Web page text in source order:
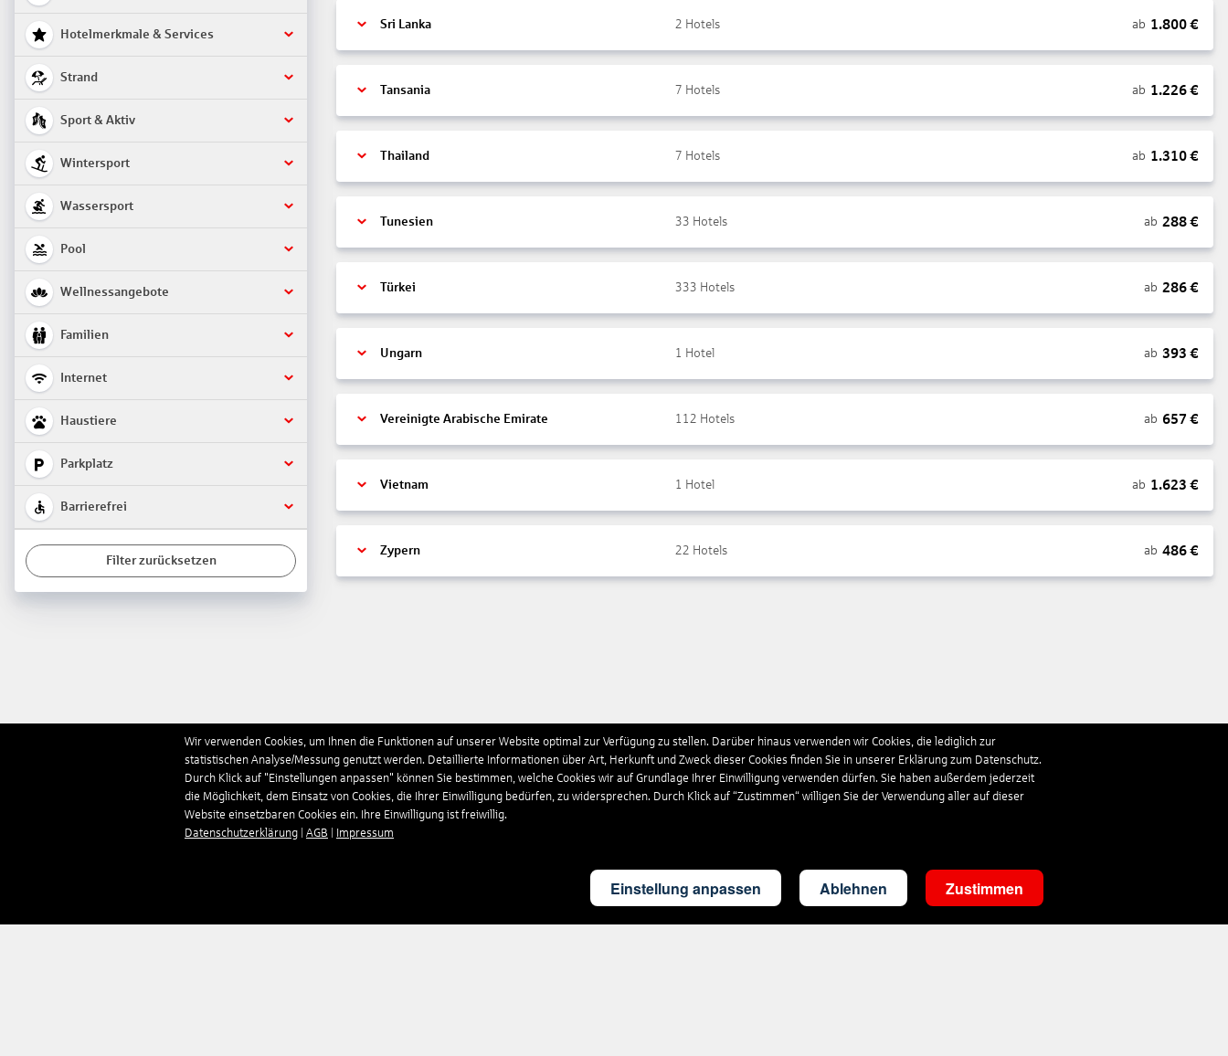
Hotelmerkmale & Services
Strand
Sport & Aktiv
Wintersport
Wassersport
Pool
Wellnessangebote
Familien
Internet
Haustiere
Parkplatz
Barrierefrei
Filter zurücksetzen
Sri Lanka 2 Hotels ab 1.800€
Tansania 7 Hotels ab 1.226€
Thailand 7 Hotels ab 1.310€
Tunesien 33 Hotels ab 288€
Türkei 333 Hotels ab 286€
Ungarn 1 Hotel ab 393 €
Vereinigte Arabische Emirate 112 Hotels ab 657 €
Vietnam 1 Hotel ab 1.623 €
Zypern 22 Hotels ab 486€
Wir verwenden Cookies, um Ihnen die Funktionen auf unserer Website optimal zur Verfügung zu stellen. Darüber hinaus verwenden wir Cookies, die lediglich zur
statistischen Analyse/Messung genutzt werden. Detaillierte Informationen über Art, Herkunft und Zweck dieser Cookies finden Sie in unserer Erklärung zum Datenschutz.
Durch Klick auf "Einstellungen anpassen" können Sie bestimmen, welche Cookies wir auf Grundlage Ihrer Einwilligung verwenden dürfen. Sie haben außerdem jederzeit
die Möglichkeit, dem Einsatz von Cookies, die Ihrer Einwilligung bedürfen, zu widersprechen. Durch Klick auf “Zustimmen“ willigen Sie der Verwendung aller auf dieser
Website einsetzbaren Cookies ein. Ihre Einwilligung ist freiwillig.
Datenschutzerklärung
AGB Impressum
Einstellung anpassen Ablehnen Zustimmen